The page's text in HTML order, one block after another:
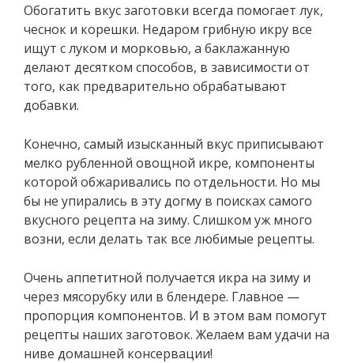
Обогатить вкус заготовки всегда помогает лук,
чеснок и корешки. Недаром грибную икру все
ищут с луком и морковью, а баклажанную
делают десятком способов, в зависимости от
того, как предварительно обрабатывают
добавки.
Конечно, самый изысканный вкус приписывают
мелко рубленной овощной икре, компоненты
которой обжаривались по отдельности. Но мы
бы не упирались в эту догму в поисках самого
вкусного рецепта на зиму. Слишком уж много
возни, если делать так все любимые рецепты.
Очень аппетитной получается икра на зиму и
через мясорубку или в блендере. Главное —
пропорция компонентов. И в этом вам помогут
рецепты наших заготовок. Желаем вам удачи на
ниве домашней консервации!